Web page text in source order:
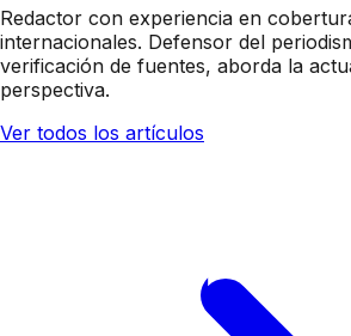
Redactor con experiencia en
internacionales. Defensor del
verificación de fuentes, aborda la
perspectiva.
Ver todos los artículos